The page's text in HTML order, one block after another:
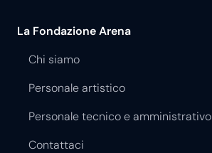
La Fondazione Arena
Chi siamo
Personale artistico
Personale tecnico e amministrativo
Contattaci